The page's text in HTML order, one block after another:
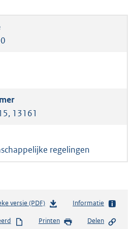
13161
regelingen
versie (PDF)b
s
Informatie
Printen Delen